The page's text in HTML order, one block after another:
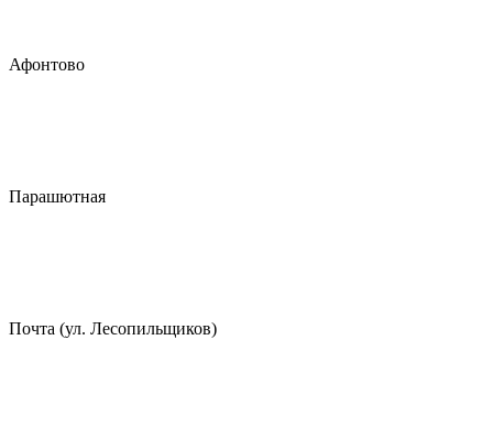
Афонтово
Парашютная
Почта (ул. Лесопильщиков)